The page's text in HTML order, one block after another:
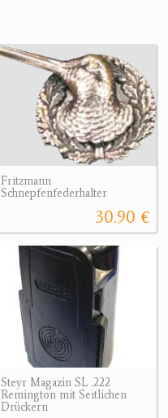
Fritzmann
Schnepfenfederhalter
30.90 €
Steyr Magazin SL .222
Remington mit Seitlichen
Drückern